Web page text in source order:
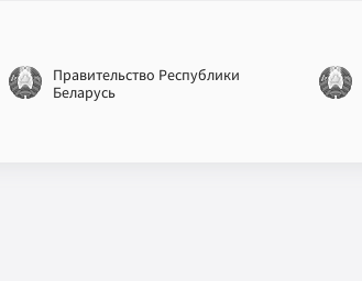
Правительство Республики
Беларусь